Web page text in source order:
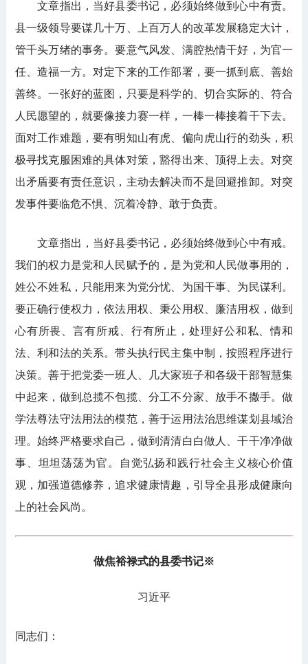
文章指出，当好县委书记，必须始终做到心中有责。
县一级领导要谋几十万、上百万人的改革发展稳定大计，
管千头万绪的事务。要意气风发、满腔热情干好，为官一
任、造福一方。对定下来的工作部署，要一抓到底、善始
善终。一张好的蓝图，只要是科学的、切合实际的、符合
人民愿望的，就要像接力赛一样，一棒一棒接着干下去。
面对工作难题，要有明知山有虎、偏向虎山行的劲头，积
极寻找克服困难的具体对策，豁得出来、顶得上去。对突
出矛盾要有责任意识，主动去解决而不是回避推卸。对突
发事件要临危不惧、沉着冷静、敢于负责。
文章指出，当好县委书记，必须始终做到心中有戒。
我们的权力是党和人民赋予的，是为党和人民做事用的，
姓公不姓私，只能用来为党分忧、为国干事、为民谋利。
要正确行使权力，依法用权、秉公用权、廉洁用权，做到
心有所畏、言有所戒、行有所止，处理好公和私、情和
法、利和法的关系。带头执行民主集中制，按照程序进行
决策。善于把党委一班人、几大家班子和各级干部智慧集
中起来，做到总揽不包揽、分工不分家、放手不撒手。做
学法尊法守法用法的模范，善于运用法治思维谋划县域治
理。始终严格要求自己，做到清清白白做人、干干净净做
事、坦坦荡荡为官。自觉弘扬和践行社会主义核心价值
观，加强道德修养，追求健康情趣，引导全县形成健康向
上的社会风尚。
做焦裕禄式的县委书记※
习近平
同志们：